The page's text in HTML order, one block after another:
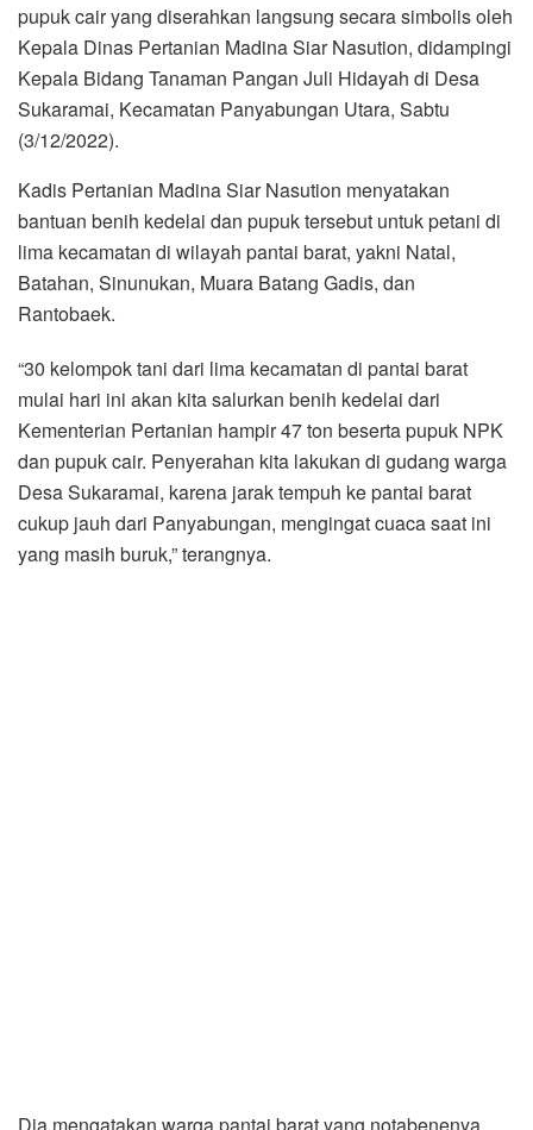
pupuk cair yang diserahkan langsung secara simbolis oleh
Kepala Dinas Pertanian Madina Siar Nasution, didampingi
Kepala Bidang Tanaman Pangan Juli Hidayah di Desa
Sukaramai, Kecamatan Panyabungan Utara, Sabtu
(3/12/2022).
Kadis Pertanian Madina Siar Nasution menyatakan
bantuan benih kedelai dan pupuk tersebut untuk petani di
lima kecamatan di wilayah pantai barat, yakni Natal,
Batahan, Sinunukan, Muara Batang Gadis, dan
Rantobaek.
“30 kelompok tani dari lima kecamatan di pantai barat
mulai hari ini akan kita salurkan benih kedelai dari
Kementerian Pertanian hampir 47 ton beserta pupuk NPK
dan pupuk cair. Penyerahan kita lakukan di gudang warga
Desa Sukaramai, karena jarak tempuh ke pantai barat
cukup jauh dari Panyabungan, mengingat cuaca saat ini
yang masih buruk,” terangnya.
Dia mengatakan warga pantai barat yang notabenenya